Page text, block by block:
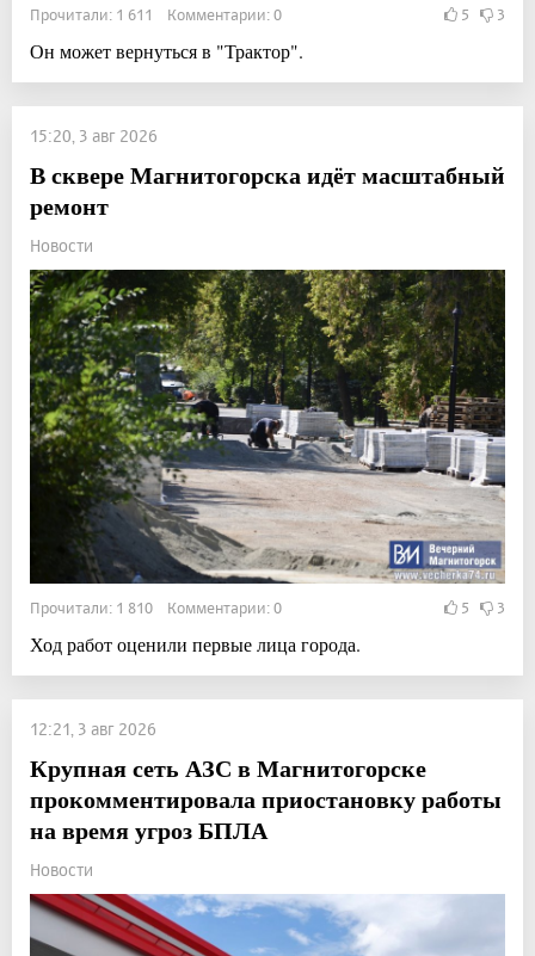
Прочитали: 1 611 Комментарии: 0 5 3
Он может вернуться в "Трактор".
15:20, 3 авг 2026
В сквере Магнитогорска идёт масштабный
ремонт
Новости
Прочитали: 1 810 Комментарии: 0 5 3
Ход работ оценили первые лица города.
12:21, 3 авг 2026
Крупная сеть АЗС в Магнитогорске
прокомментировала приостановку работы
на время угроз БПЛА
Новости